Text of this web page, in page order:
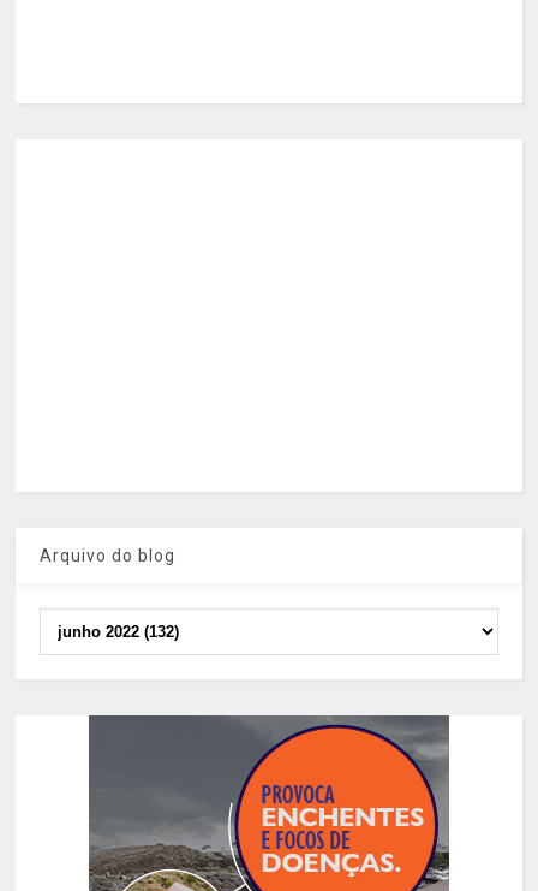
Arquivo do blog